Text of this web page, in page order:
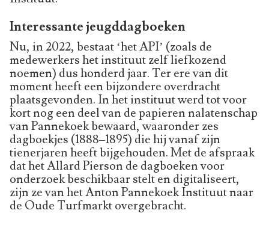
Interessante jeugddagboeken
Nu, in 2022, bestaat ‘het API’ (zoals de
medewerkers het instituut zelf liefkozend
noemen) dus honderd jaar. Ter ere van dit
moment heeft een bijzondere overdracht
plaatsgevonden. In het instituut werd tot voor
kort nog een deel van de papieren nalatenschap
van Pannekoek bewaard, waaronder zes
dagboekjes (1888–1895) die hij vanaf zijn
tienerjaren heeft bijgehouden. Met de afspraak
dat het Allard Pierson de dagboeken voor
onderzoek beschikbaar stelt en digitaliseert,
zijn ze van het Anton Pannekoek Instituut naar
de Oude Turfmarkt overgebracht.